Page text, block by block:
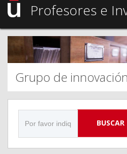
Profesores e
Grupo de innovación
BUSCAR